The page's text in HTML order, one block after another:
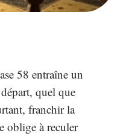
58 entraîne un
quel que
franchir la
oblige à reculer